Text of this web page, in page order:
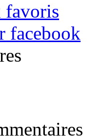
favoris
facebook